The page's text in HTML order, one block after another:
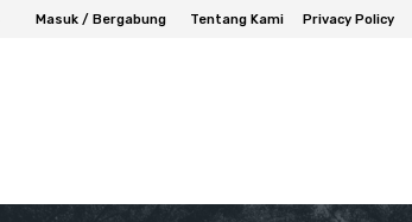
Masuk / Bergabung Tentang Kami Privacy Policy